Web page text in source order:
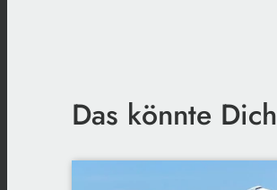
Das könnte